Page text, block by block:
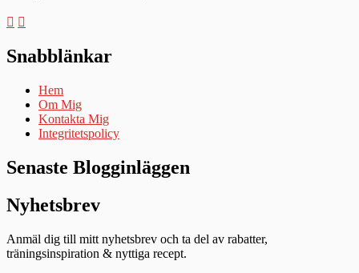
Snabblänkar
Hem
Om Mig
Kontakta Mig
Integritetspolicy
Senaste Blogginläggen
Nyhetsbrev
Anmäl dig till mitt nyhetsbrev och ta del av rabatter,
träningsinspiration & nyttiga recept.